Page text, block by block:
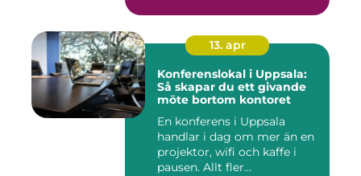
13. apr
Konferenslokal i Uppsala:
Så skapar du ett givande
möte bortom kontoret
En konferens i Uppsala
handlar i dag om mer än en
projektor, wifi och kaffe i
pausen. Allt fler...